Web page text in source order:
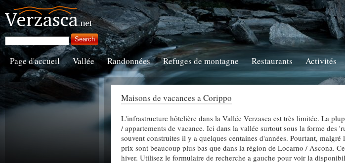
Page d'accueil Vallée Randonnées Refuges de montagne Restaurants Activités
Maisons de vacances a Corippo
L'infrastructure hôtelière dans la Vallée Verzasca est très limitée. La
/ appartements de vacance. Ici dans la vallée surtout sous la forme des
souvent construites il y a quelques centaines d'années. Pourtant,
prix sont beaucoup plus bas que dans la région de Locarno / Ascona.
hiver. Utilisez le formulaire de recherche a gauche pour voir la